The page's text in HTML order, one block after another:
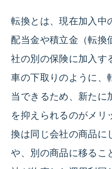
転換とは、現在加入中
配当金や積立金（転換
社の別の保険に加入す
車の下取りのように、
当できるため、新たに
を抑えられるのがメ
換は同じ会社の商品に
や、別の商品に移るこ